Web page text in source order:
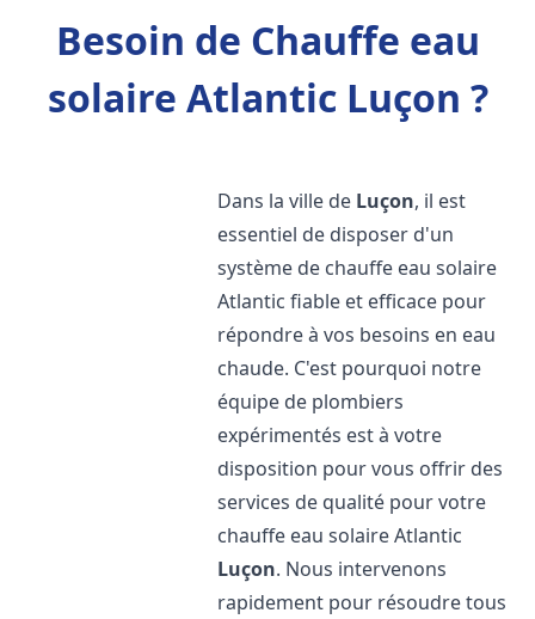
Besoin de Chauffe eau
solaire Atlantic Luçon ?
Dans la ville de Luçon, il est
essentiel de disposer d'un
système de chauffe eau solaire
Atlantic fiable et efficace pour
répondre à vos besoins en eau
chaude. C'est pourquoi notre
équipe de plombiers
expérimentés est à votre
disposition pour vous offrir des
services de qualité pour votre
chauffe eau solaire Atlantic
Luçon. Nous intervenons
rapidement pour résoudre tous